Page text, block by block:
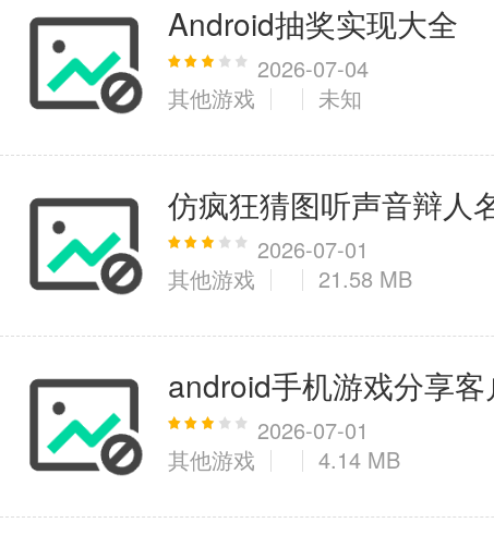
1万+款应用
医疗健康
6千+款应用
图像拍照
9百+款应用
Android抽奖实现大全
2026-07-04
其他游戏
未知
仿疯狂猜图听声音辩人
2026-07-01
其他游戏
21.58 MB
android手机游戏分享
2026-07-01
其他游戏
4.14 MB